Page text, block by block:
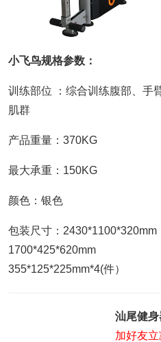
小飞鸟规格参数：
训练部位 ：综合训练腹部、手
肌群
产品重量：370KG
最大承重：150KG
颜色：银色
包装尺寸：2430*1100*320mm
1700*425*620mm
355*125*225mm*4(件）
汕尾健
加好友